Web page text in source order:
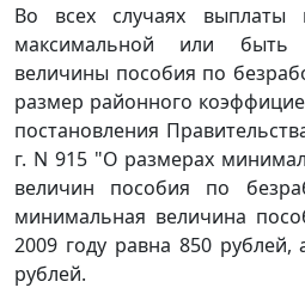
Во всех случаях выплаты
максимальной или
величины пособия по
размер районного
постановления
г. N 915 "О размерах
величин пособия по
минимальная величина
2009 году равна 850
рублей.